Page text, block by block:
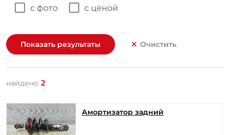
с фото с ценой
Показать результаты Очистить
найдено 2
Амортизатор задний